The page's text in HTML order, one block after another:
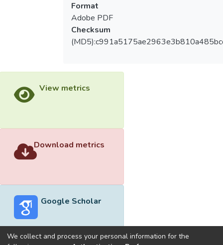
Format
Adobe PDF
Checksum
View metrics
Download metrics
Google Scholar
We collect and process your personal information for the